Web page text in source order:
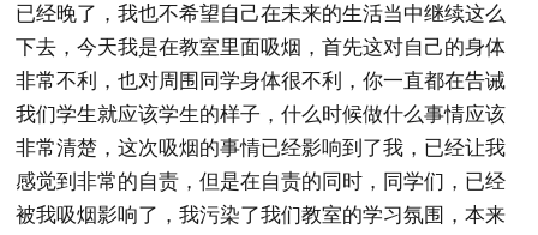
已经晚了，我也不希望自己在未来的生活当中继续这么
下去，今天我是在教室里面吸烟，首先这对自己的身体
非常不利，也对周围同学身体很不利，你一直都在告诫
我们学生就应该学生的样子，什么时候做什么事情应该
非常清楚，这次吸烟的事情已经影响到了我，已经让我
感觉到非常的自责，但是在自责的同时，同学们，已经
被我吸烟影响了，我污染了我们教室的学习氛围，本来